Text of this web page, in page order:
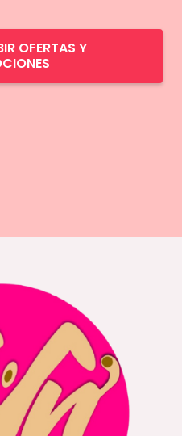
OFERTAS Y